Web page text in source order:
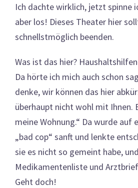
Ich dachte wirklich, jetzt spinne
aber los! Dieses Theater hier
schnellstmöglich beenden.
Was ist das hier?
Da hörte ich mich auch schon
denke, wir können das hier
überhaupt nicht wohl mit Ihnen.
meine Wohnung.“ Da wurde auf
„bad cop“ sanft und lenkte
sie es nicht so gemeint habe,
Medikamentenliste und
Geht doch!